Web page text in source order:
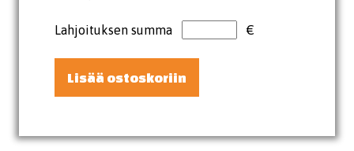
Lahjoituksen summa €
Lisää ostoskoriin